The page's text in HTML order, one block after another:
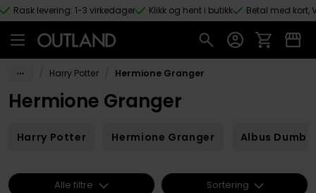
Hopp til hovedinnhold
Rask levering: 1-3 virkedager Klikk og hent i butikk Betal med kort,
Harry Potter Hermione Granger
Hermione Granger
Harry Potter Hermione Granger Albus
Alle filtre Sortering